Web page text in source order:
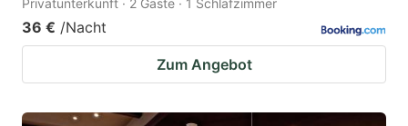
Privatunterkunft · 2 Gäste · 1 Schlafzimmer
36 € /Nacht
Zum Angebot